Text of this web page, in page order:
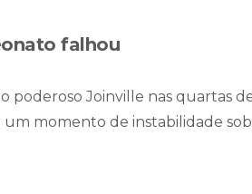
falhou
poderoso Joinville nas quartas
momento de instabilidade